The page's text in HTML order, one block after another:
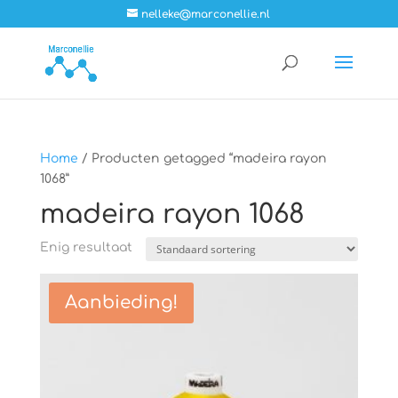
nelleke@marconellie.nl
Home / Producten getagged “madeira rayon
1068”
madeira rayon 1068
Enig resultaat
Aanbieding!